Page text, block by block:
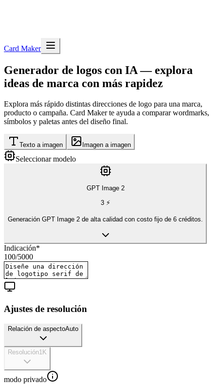
Card Maker
Generador de logos con IA — explora
ideas de marca con más rapidez
Explora más rápido distintas direcciones de logo para una marca,
producto o campaña. Card Maker te ayuda a comparar wordmarks,
símbolos y paletas antes del diseño final.
Texto a imagen Imagen a imagen
Seleccionar modelo
GPT Image 2
3⚡
Generación GPT Image 2 de alta calidad con costo fijo de 6 créditos.
Indicación*
100/5000
Ajustes de resolución
Relación de aspectoAuto
Resolución1K
modo privado